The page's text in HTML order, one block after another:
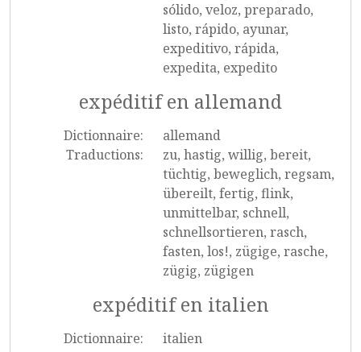
sólido, veloz, preparado,
listo, rápido, ayunar,
expeditivo, rápida,
expedita, expedito
expéditif en allemand
Dictionnaire:
allemand
Traductions:
zu, hastig, willig, bereit,
tüchtig, beweglich, regsam,
übereilt, fertig, flink,
unmittelbar, schnell,
schnellsortieren, rasch,
fasten, los!, zügige, rasche,
zügig, zügigen
expéditif en italien
Dictionnaire:
italien